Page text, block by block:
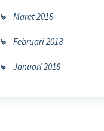
Maret 2018
Februari 2018
Januari 2018